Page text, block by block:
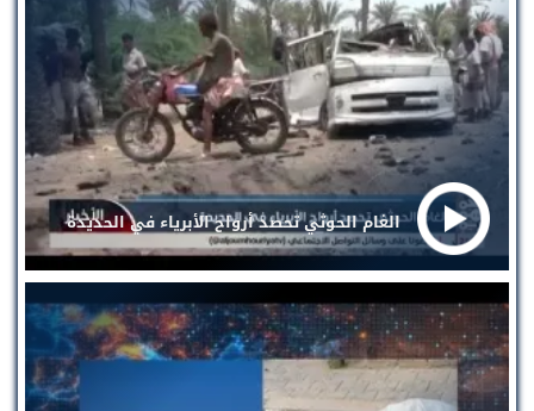
الغام الحوثي تحصد أرواح الأبرياء في الحديدة